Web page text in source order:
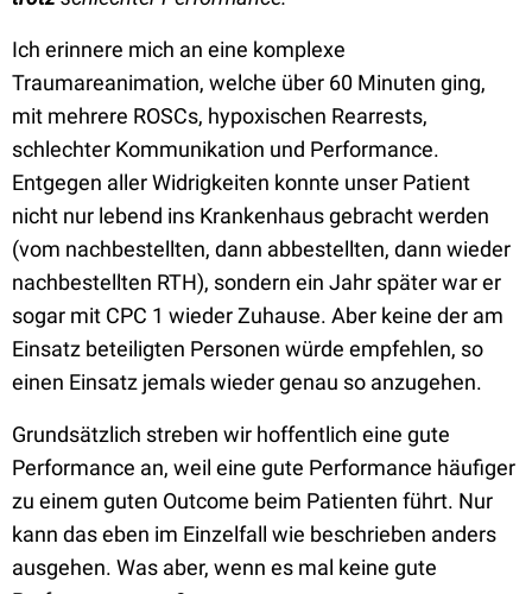
Ich erinnere mich an eine komplexe
Traumareanimation, welche über 60 Minuten ging,
mit mehrere ROSCs, hypoxischen Rearrests,
schlechter Kommunikation und Performance.
Entgegen aller Widrigkeiten konnte unser Patient
nicht nur lebend ins Krankenhaus gebracht werden
(vom nachbestellten, dann abbestellten, dann wieder
nachbestellten RTH), sondern ein Jahr später war er
sogar mit CPC 1 wieder Zuhause. Aber keine der am
Einsatz beteiligten Personen würde empfehlen, so
einen Einsatz jemals wieder genau so anzugehen.
Grundsätzlich streben wir hoffentlich eine gute
Performance an, weil eine gute Performance häufiger
zu einem guten Outcome beim Patienten führt. Nur
kann das eben im Einzelfall wie beschrieben anders
ausgehen. Was aber, wenn es mal keine gute